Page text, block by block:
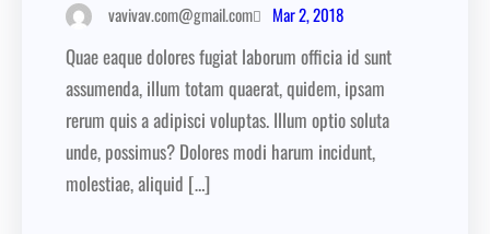
vavivav.com@gmail.com Mar 2, 2018
Quae eaque dolores fugiat laborum officia id sunt
assumenda, illum totam quaerat, quidem, ipsam
rerum quis a adipisci voluptas. Illum optio soluta
unde, possimus? Dolores modi harum incidunt,
molestiae, aliquid […]